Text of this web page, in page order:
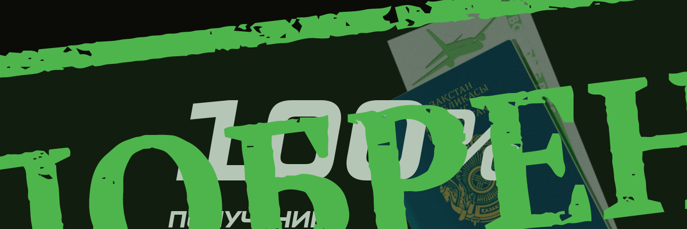
ПОЛУЧЕНИЕ
ВИЗЫ
При прохождении
собеседования